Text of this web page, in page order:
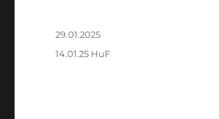
Veröffentlicht
29.01.2025
Kategorien
14.01.25 HuF